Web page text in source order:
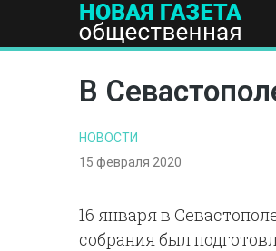
ПОЛИТИКА ОБЩЕСТВО
В
НОВОСТИ
15 февраля 2020
16 января в
собрания был